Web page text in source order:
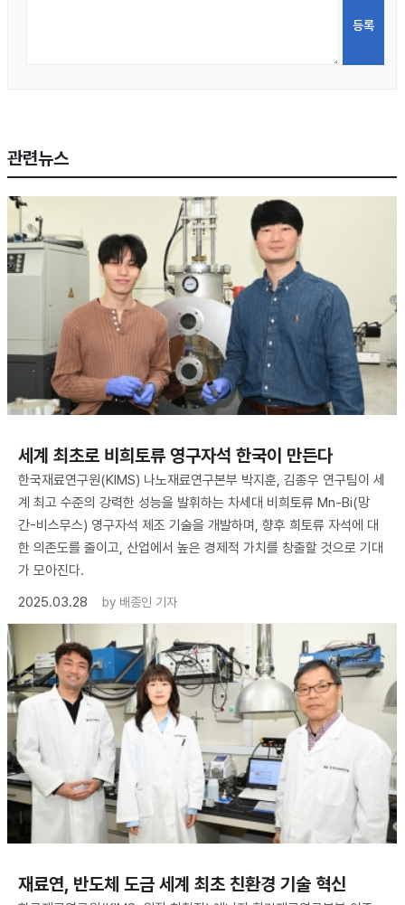
관련뉴스
세계 최초로 비희토류 영구자석 한국이 만든다
한국재료연구원(KIMS) 나노재료연구본부 박지훈, 김종우 연구팀이 세
계 최고 수준의 강력한 성능을 발휘하는 차세대 비희토류 Mn-Bi(망
간-비스무스) 영구자석 제조 기술을 개발하며, 향후 희토류 자석에 대
한 의존도를 줄이고, 산업에서 높은 경제적 가치를 창출할 것으로 기대
가 모아진다.
2025.03.28
by 배종인 기자
재료연, 반도체 도금 세계 최초 친환경 기술 혁신